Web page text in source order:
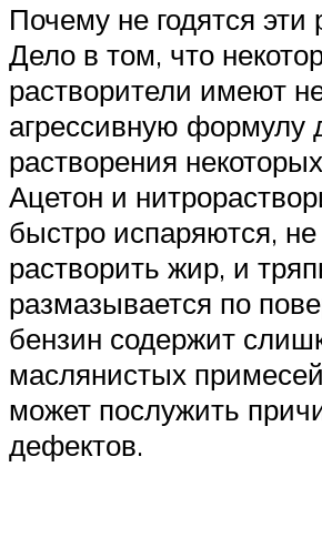
Почему не годятся эти
Дело в том, что
растворители имеют
агрессивную формулу
растворения
Ацетон и
быстро испаряются,
растворить жир, и
размазывается по
бензин содержит
маслянистых
может послужить
дефектов.